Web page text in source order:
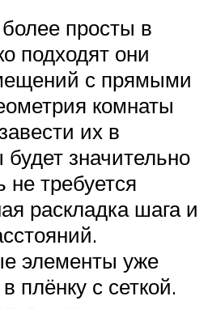
просты в
подходят они
с прямыми
комнаты
их в
значительно
требуется
раскладка шага и
элементы уже
плёнку с сеткой.